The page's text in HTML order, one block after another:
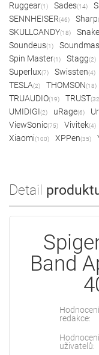
Ruggear(1) Sades(14)
SENNHEISER(46) Sharp
SKULLCANDY(18)
Soundeus(1)
Spin Master(1) Stagg(2)
Superlux(7) Swissten(4)
TESLA(2) THOMSON(18)
TRUAUDIO(19) TRUST
UMIDIGI(2) uRage(6)
ViewSonic(75) Vivitek(4)
Xiaomi(100) XPPen(35)
Detail
Band
Hodnocení
redakce:
Hodnocení
uživatelů: